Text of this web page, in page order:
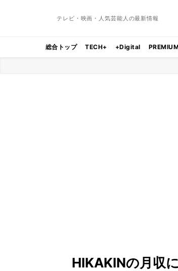
テレビ・映画・人気芸能人の最新情報
総合トップ TECH+ +Digital
HIKAKINの月収